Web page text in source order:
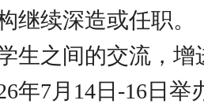
继续深造或任职。
生之间的交流，增
年7月14日-16日举